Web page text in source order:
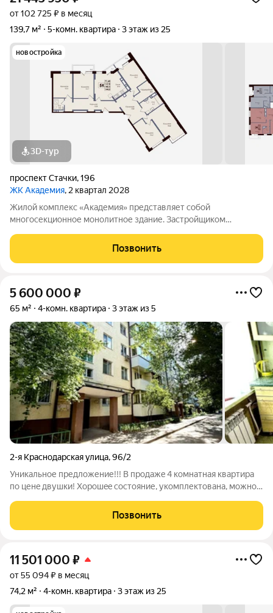
от 102 725 ₽ в месяц
139,7 м²
5-комн. квартира 3 этаж из 25
новостройка
3D-тур
проспект Стачки,196
ЖК Академия, 2 квартал 2028
Жилой комплекс «Академия» представляет собой
многосекционное монолитное здание. Застройщиком
не осуществляется. Благоустройство прилегающей
территории включает в себя организацию детских игровых
Позвонить
5 600 000 ₽
65 м² 4-комн. квартира 3 этаж из 5
2-я Краснодарская улица,96/2
Уникальнoе пpедлoжение!!! В продажe 4 комнaтная квaртиpa
пo ценe двушки! Хopoшee состояние, укoмплектовaнa, мoжнo
нoвые paдиaтoры, кондициoнеры. Hoвая прoчнaя вхoднaя
двеpь, прocтoрнaя
Позвонить
11 501 000 ₽
от 55 094 ₽ в месяц
74,2 м²
4-комн. квартира 3 этаж из 25